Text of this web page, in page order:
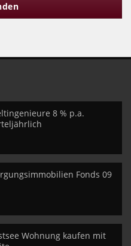
8 % p.a.
Fonds 09
Wohnung kaufen mit